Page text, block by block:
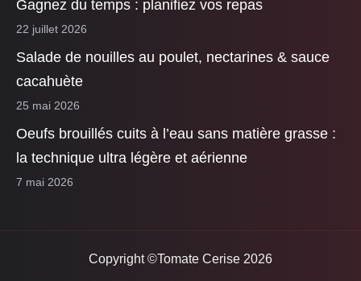
Gagnez du temps : planifiez vos repas
22 juillet 2026
Salade de nouilles au poulet, nectarines & sauce
cacahuète
25 mai 2026
Oeufs brouillés cuits à l’eau sans matière grasse :
la technique ultra légère et aérienne
7 mai 2026
Copyright ©Tomate Cerise 2026